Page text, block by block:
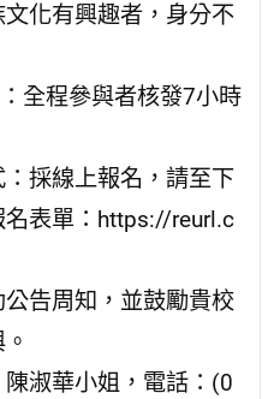
文化有興趣者，身分不
全程參與者核發7小時
：採線上報名，請至下
名表單：https://reurl.c
告周知，並鼓勵貴校
淑華小姐，電話：(0